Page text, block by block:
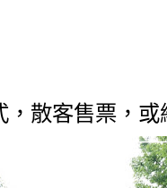
散客售票，